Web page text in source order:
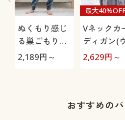
ぬくもり感じ
る巣ごもりル
ームパンツ(両
2,189円～
Vネックカ
ディガン(
ル混・洗濯
最大
2,629円～
おすすめの